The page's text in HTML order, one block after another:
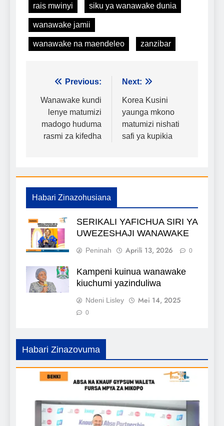
rais mwinyi siku ya wanawake dunia
wanawake jamii
wanawake na maendeleo zanzibar
Urambazaji
wa
chapisho
Previous:
Wanawake kundi
lenye matumizi
madogo huduma
rasmi za kifedha
Next:
Korea Kusini
yaunga mkono
matumizi nishati
safi ya kupikia
Habari Zinazohusiana
SERIKALI YAFICHUA SIRI YA
UWEZESHAJI WANAWAKE
Peninah Aprili 13, 2026 0
Kampeni kuinua wanawake
kiuchumi yazinduliwa
Ndeni Lisley Mei 14, 2025
0
Habari Zinazovuma